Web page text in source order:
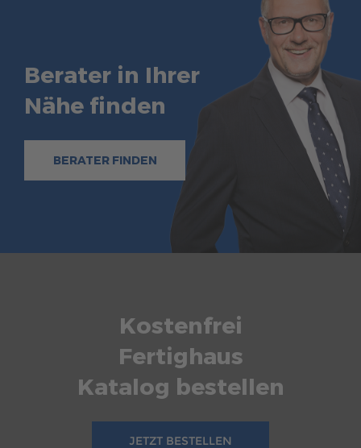
Berater in Ihrer
Nähe finden
BERATER FINDEN
Kostenfrei
Fertighaus
Katalog bestellen
JETZT BESTELLEN